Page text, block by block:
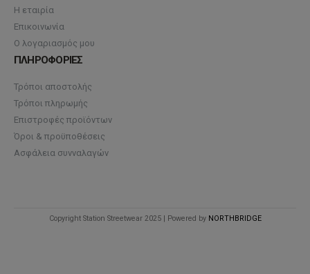
Η εταιρία
Επικοινωνία
Ο λογαριασμός μου
ΠΛΗΡΟΦΟΡΙΕΣ
Τρόποι αποστολής
Τρόποι πληρωμής
Επιστροφές προϊόντων
Όροι & προϋποθέσεις
Ασφάλεια συνναλαγών
Copyright Station Streetwear 2025 | Powered by NORTHBRIDGE